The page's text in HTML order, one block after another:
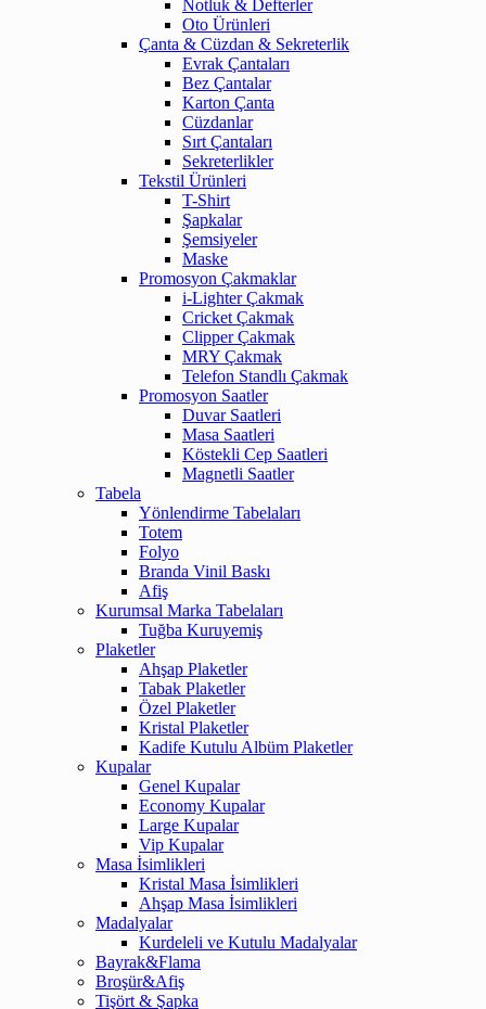
Notluk & Defterler
Oto Ürünleri
Çanta & Cüzdan & Sekreterlik
Evrak Çantaları
Bez Çantalar
Karton Çanta
Cüzdanlar
Sırt Çantaları
Sekreterlikler
Tekstil Ürünleri
T-Shirt
Şapkalar
Şemsiyeler
Maske
Promosyon Çakmaklar
i-Lighter Çakmak
Cricket Çakmak
Clipper Çakmak
MRY Çakmak
Telefon Standlı Çakmak
Promosyon Saatler
Duvar Saatleri
Masa Saatleri
Köstekli Cep Saatleri
Magnetli Saatler
Tabela
Yönlendirme Tabelaları
Totem
Folyo
Branda Vinil Baskı
Afiş
Kurumsal Marka Tabelaları
Tuğba Kuruyemiş
Plaketler
Ahşap Plaketler
Tabak Plaketler
Özel Plaketler
Kristal Plaketler
Kadife Kutulu Albüm Plaketler
Kupalar
Genel Kupalar
Economy Kupalar
Large Kupalar
Vip Kupalar
Masa İsimlikleri
Kristal Masa İsimlikleri
Ahşap Masa İsimlikleri
Madalyalar
Kurdeleli ve Kutulu Madalyalar
Bayrak&Flama
Broşür&Afiş
Tişört & Şapka